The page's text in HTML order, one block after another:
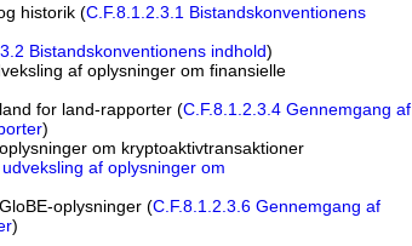
historik (C.F.8.1.2.3.1 Bistandskonventionens
Bistandskonventionens indhold)
af oplysninger om finansielle
for land-rapporter (C.F.8.1.2.3.4 Gennemgang af
)
om kryptoaktivtransaktioner
af oplysninger om
oplysninger (C.F.8.1.2.3.6 Gennemgang af
)